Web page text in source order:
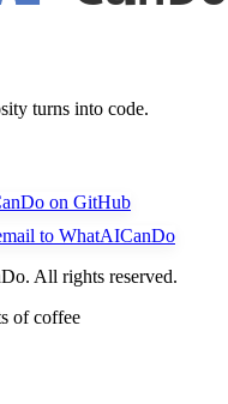
turns into code.
on GitHub
to WhatAICanDo
All rights reserved.
of coffee